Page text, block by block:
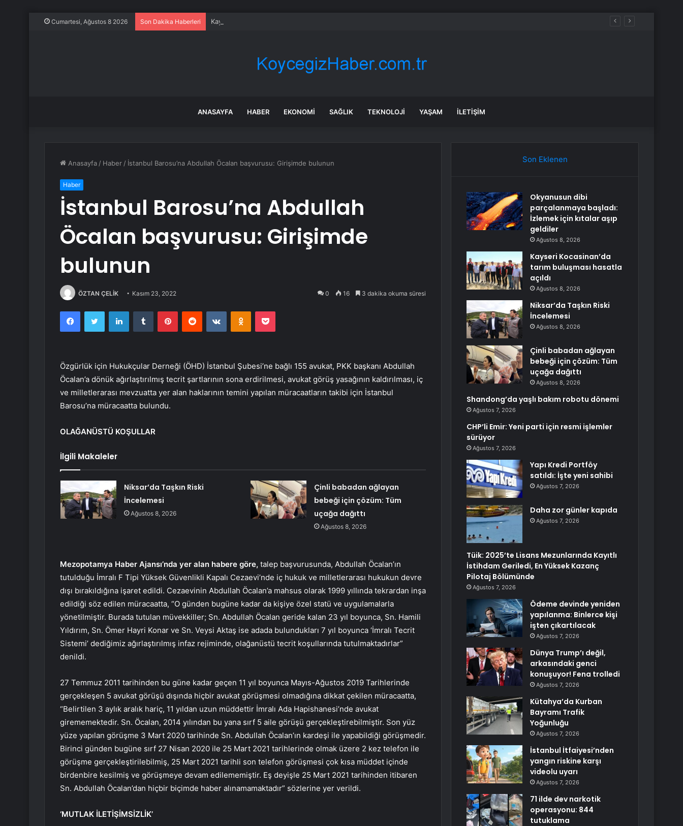
Cumartesi, Ağustos 8 2026 Son Dakika Haberleri Kayseri Kocasinan’da tarım buluşması hasatla açıldı
ANASAYFA HABER EKONOMI SAĞLIK TEKNOLOJI YAŞAM İLETIŞIM
Anasayfa / Haber / İstanbul Barosu’na Abdullah Öcalan başvurusu: Girişimde bulunun
Haber
İstanbul Barosu’na Abdullah
Öcalan başvurusu: Girişimde
bulunun
ÖZTAN ÇELİK Kasım 23, 2022 0 16 3 dakika okuma süresi
FacebookTwitter LinkedInTumblr PinterestReddit VKontakteOdnoklassniki
Pocket
Özgürlük için Hukukçular Derneği (ÖHD) İstanbul Şubesi’ne bağlı 155 avukat, PKK başkanı Abdullah
Öcalan’a dönük ağırlaştırılmış tecrit şartlarının sona erdirilmesi, avukat görüş yasağının kaldırılması, iç
ve milletlerarası mevzuatta yer alan haklarının temini yapılan müracaatların takibi için İstanbul
Barosu’na müracaatta bulundu.
OLAĞANÜSTÜ KOŞULLAR
İlgili Makaleler
Niksar’da Taşkın Riski
İncelemesi
Ağustos 8, 2026
Çinli babadan ağlayan
bebeği için çözüm: Tüm
uçağa dağıttı
Ağustos 8, 2026
Mezopotamya Haber Ajansı’nda yer alan habere göre, talep başvurusunda, Abdullah Öcalan’ın
tutulduğu İmralı F Tipi Yüksek Güvenlikli Kapalı Cezaevi’nde iç hukuk ve milletlerarası hukukun devre
dışı bırakıldığına işaret edildi. Cezaevinin Abdullah Öcalan’a mahsus olarak 1999 yıllında tekrardan inşa
edildiği söz edilen müracaatta, “O günden bugüne kadar da kişiye özel statü ve uygulamalarla
yönetilmiştir. Burada tutulan müvekkiller; Sn. Abdullah Öcalan geride kalan 23 yıl boyunca, Sn. Hamili
Yıldırım, Sn. Ömer Hayri Konar ve Sn. Veysi Aktaş ise adada bulundukları 7 yıl boyunca ‘İmralı Tecrit
Sistemi’ dediğimiz ağırlaştırılmış infaz rejiminde, olağanüstü tecrit koşullarında tutulmaktadırlar”
denildi.
27 Temmuz 2011 tarihinden bu güne kadar geçen 11 yıl boyunca Mayıs-Ağustos 2019 Tarihlerinde
gerçekleşen 5 avukat görüşü dışında hiçbir avukat görüşmesi olmadığına dikkat çekilen müracaatta,
“Belirtilen 3 aylık aralık hariç, 11 yıldan uzun müddettir İmralı Ada Hapishanesi’nde avukat
girememektedir. Sn. Öcalan, 2014 yılından bu yana sırf 5 aile görüşü gerçekleştirebilmiştir. Son yüz
yüze yapılan görüşme 3 Mart 2020 tarihinde Sn. Abdullah Öcalan’ın kardeşi ile yapabildiği görüşmedir.
Birinci günden bugüne sırf 27 Nisan 2020 ile 25 Mart 2021 tarihlerinde olmak üzere 2 kez telefon ile
görüşme gerçekleştirilebilmiş, 25 Mart 2021 tarihli son telefon görüşmesi çok kısa müddet içinde
birdenbire kesilmiş ve görüşmeye devam edilememiştir. Eş deyişle 25 Mart 2021 tarihinden itibaren
Sn. Abdullah Öcalan’dan hiçbir biçimde haber alınamamaktadır” sözlerine yer verildi.
‘MUTLAK İLETİŞİMSİZLİK’
Son Eklenen
Okyanusun dibi
parçalanmaya başladı:
İzlemek için kıtalar aşıp
geldiler
Ağustos 8, 2026
Kayseri Kocasinan’da
tarım buluşması hasatla
açıldı
Ağustos 8, 2026
Niksar’da Taşkın Riski
İncelemesi
Ağustos 8, 2026
Çinli babadan ağlayan
bebeği için çözüm: Tüm
uçağa dağıttı
Ağustos 8, 2026
Shandong’da yaşlı bakım robotu dönemi
Ağustos 7, 2026
CHP’li Emir: Yeni parti için resmi işlemler
sürüyor
Ağustos 7, 2026
Yapı Kredi Portföy
satıldı: İşte yeni sahibi
Ağustos 7, 2026
Daha zor günler kapıda
Ağustos 7, 2026
Tüik: 2025’te Lisans Mezunlarında Kayıtlı
İstihdam Geriledi, En Yüksek Kazanç
Pilotaj Bölümünde
Ağustos 7, 2026
Ödeme devinde yeniden
yapılanma: Binlerce kişi
işten çıkartılacak
Ağustos 7, 2026
Dünya Trump’ı değil,
arkasındaki genci
konuşuyor! Fena trolledi
Ağustos 7, 2026
Kütahya’da Kurban
Bayramı Trafik
Yoğunluğu
Ağustos 7, 2026
İstanbul İtfaiyesi’nden
yangın riskine karşı
videolu uyarı
Ağustos 7, 2026
71 ilde dev narkotik
operasyonu: 844
tutuklama